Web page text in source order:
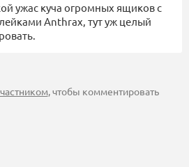
ужас куча огромных ящиков с
Anthrax, тут уж целый
, чтобы комментировать